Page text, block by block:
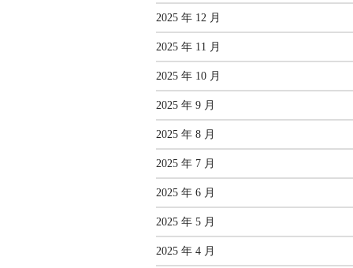
2025 年 12 月
2025 年 11 月
2025 年 10 月
2025 年 9 月
2025 年 8 月
2025 年 7 月
2025 年 6 月
2025 年 5 月
2025 年 4 月